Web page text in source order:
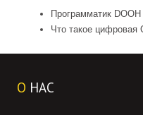
Программатик
Что такое цифровая
О НАС